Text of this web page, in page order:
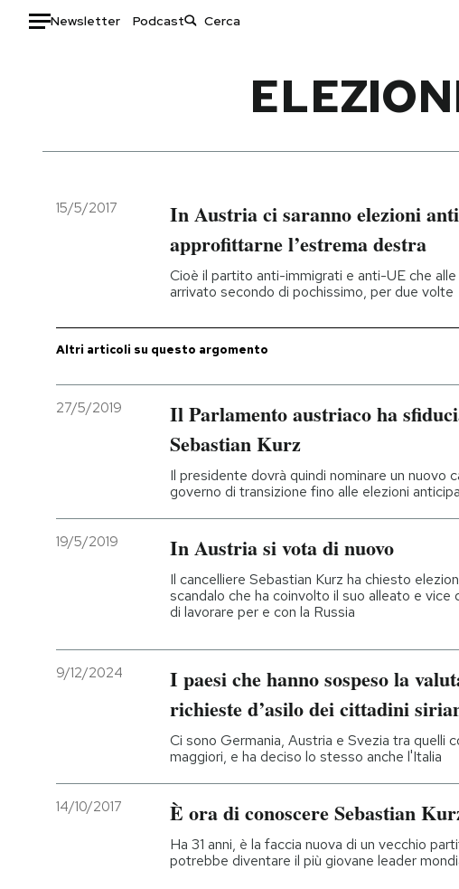
Newsletter Podcast
Italia
Politica
Moda
Ok Boomer!
Media
I MIEI PREFERITI
CALENDARIO
AREA PERSONALE
15/5/2017
In Austria ci saranno elezioni
approfittarne l’estrema destra
Cioè il partito anti-immigrati e anti-UE che
arrivato secondo di pochissimo, per due volte
Altri articoli su questo argomento
27/5/2019
Il Parlamento austriaco ha
Sebastian Kurz
Il presidente dovrà quindi nominare un nuovo
governo di transizione fino alle elezioni
19/5/2019 In Austria si vota di nuovo
Il cancelliere Sebastian Kurz ha chiesto
scandalo che ha coinvolto il suo alleato e
di lavorare per e con la Russia
9/12/2024
I paesi che hanno sospeso la
richieste d’asilo dei cittadini
Ci sono Germania, Austria e Svezia tra quelli
maggiori, e ha deciso lo stesso anche l'Italia
14/10/2017 È ora di conoscere Sebastian
Ha 31 anni, è la faccia nuova di un vecchio
potrebbe diventare il più giovane leader